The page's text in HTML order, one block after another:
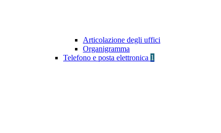
Articolazione degli uffici
Organigramma
Telefono e posta elettronica 1